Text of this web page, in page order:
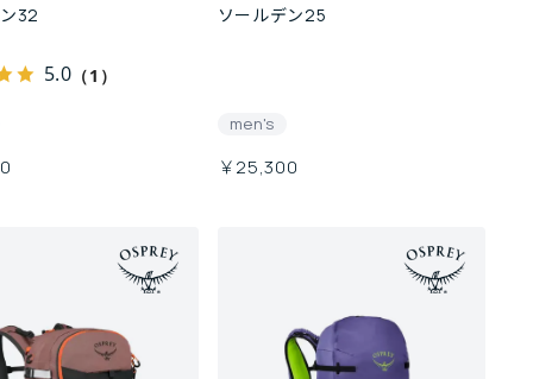
32
5.0 （1）
ソールデン25
men's
￥25,300